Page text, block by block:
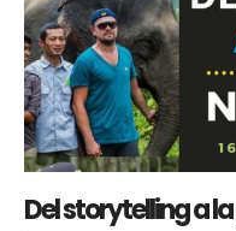
Del storytelling a